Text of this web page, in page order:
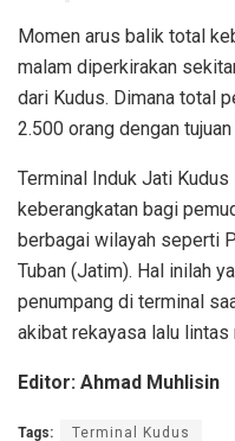
Momen arus balik total
malam diperkirakan
dari Kudus. Dimana total
2.500 orang dengan
Terminal Induk Jati
keberangkatan bagi
berbagai wilayah seperti
Tuban (Jatim). Hal inilah
penumpang di terminal
akibat rekayasa lalu lintas
Editor: Ahmad Muhlisin
Tags: Terminal Kudus